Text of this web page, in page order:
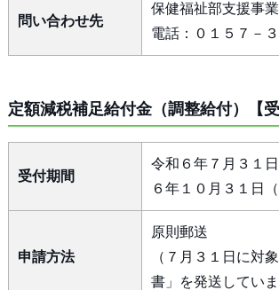
問い合わせ先
保健福祉部支援事
電話：０１５７－
定額減税補足給付金（調整給付）【受
受付期間
令和６年７月３１
６年１０月３１日
申請方法
原則郵送
（７月３１日に対
書」を発送していま